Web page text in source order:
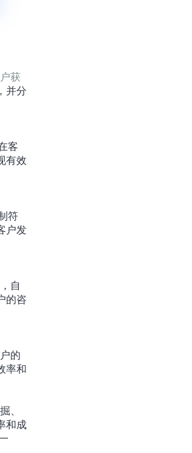
获
并分
有效
户发
的咨
率和
和成